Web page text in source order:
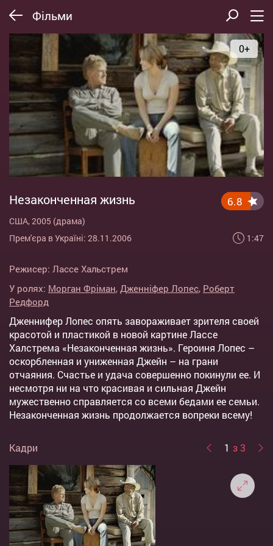
Фільми
0+
Незаконченная жизнь
США, 2005 (драма)
Прем'єра в Україні: 28.11.2006
6.8
1:47
Режисер: Лассе Хальстрем
У ролях: Морган Фріман, Дженніфер Лопес, Роберт
Редфорд
Дженнифер Лопес опять завораживает зрителя своей
красотой и пластикой в новой картине Лассе
Халстрема «Незаконченная жизнь». Героиня Лопес –
оскорбленная и униженная Джейн – на грани
отчаяния. Счастье и удача совершенно покинули ее. И
несмотря ни на что красивая и сильная Джейн
мужественно справляется со всеми бедами ее семьи.
Незаконченная жизнь продолжается вопреки всему!
Кадри 1 з 3